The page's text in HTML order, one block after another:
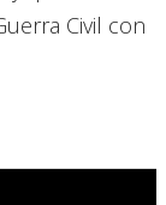
Civil con